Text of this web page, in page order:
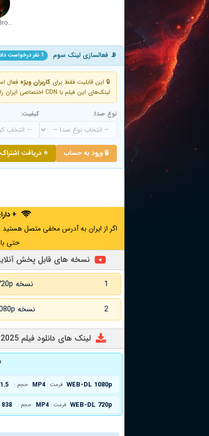
Robert Bronzi
📡 فعالسازی لینک سوم 1 نفر درخواست داده
🔒 این قابلیت فقط برای کاربران ویژه
لینک‌های این فیلم با CDN اختصاصی ایران را ثبت کنید و دقایقی بعد به لینک سوم آن دسترسی خواهید داشت
نوع صدا: کیفیت:
🔒 ورود به حساب ⭐ دریافت
+
حتی
نسخه های قابل پخش
1 نسخه WEB-DL 720p زبان اصلی
2 نسخه WEB-DL 1080p زبان اصلی
لینک های دانلود فیلم Bury Em Deep 2025
WEB-DL 1080p فرمت : MP4 حجم : 1.5 گیگابایت
WEB-DL 720p فرمت : MP4 حجم : 838 مگابایت